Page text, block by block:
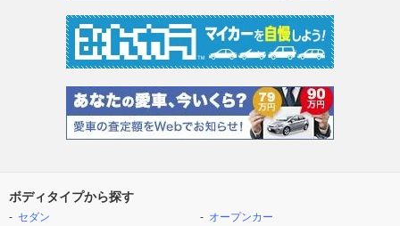
ボディタイプから探す
セダン
オープンカー